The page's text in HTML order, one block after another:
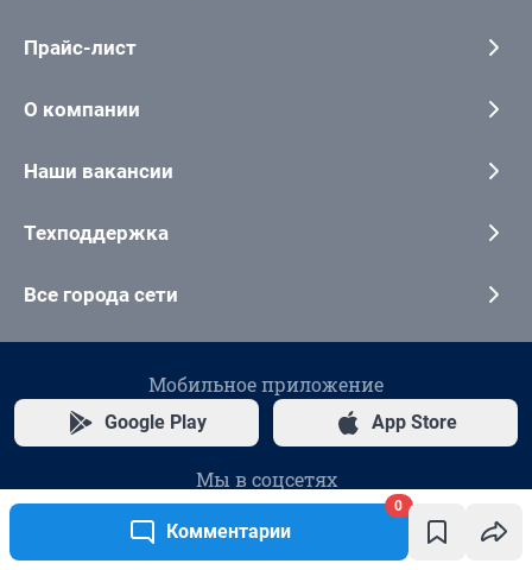
Комментарии
0
Прайс-лист
О компании
Наши вакансии
Техподдержка
Все города сети
Мобильное приложение
Google Play App Store
Мы в соцсетях